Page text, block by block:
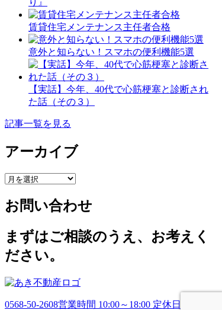
り』
賃貸住宅メンテナンス主任者合格
意外と知らない！スマホの便利機能5選
【実話】今年、40代で心筋梗塞と診断され
た話（その３）
記事一覧を見る
アーカイブ
ア
カ
イ
ブ
お問い合わせ
まずはご相談のうえ、お考えく
ださい。
0568-50-2608営業時間 10:00～18:00 定休日 土・